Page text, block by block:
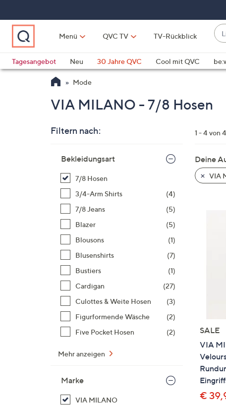
springen
Menü QVC TV TV-Rückblick
Tagesangebot
Neu 30 Jahre QVC Cool mit QVC
QLINARISCH
Mode
VIA MILANO - 7/8 Hosen
Filtern nach:
Produktliste
Bekleidungsart
7/8 Hosen
3/4-Arm Shirts
(4)
7/8 Jeans
(5)
Blazer
(5)
Blousons
(1)
Blusenshirts
(7)
Bustiers
(1)
Cardigan
(27)
Culottes & Weite Hosen
(3)
Figurformende Wäsche
(2)
Five Pocket Hosen
(2)
Mehr anzeigen
Marke
VIA MILANO
1 - 4 von 4
Deine
VIA
SALE
VIA
€